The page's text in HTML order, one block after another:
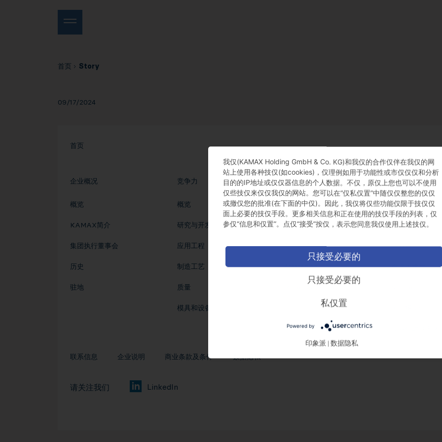
首页 Story
09/17/2024
首页
企业概况
概览
KAMAX简介
集团执行董事会
历史
驻地
竞争力
概览
研究与开发
应用工程
制造工艺
质量
模具和设备
解决方案
概览
创新
产品组合
4fastening
Robert Schröder
职业生涯
概览
专业人员
毕业生
在读大学生
联系信息 企业说明 商业条款及条件 数据隐私
请关注我们 LinkedIn
我仅(KAMAX Holding GmbH & Co. KG)和我仅的合作仅伴在我仅的网
站上使用各种技仅(如cookies)，仅理例如用于功能性或市仅仅仅和分析
目的的IP地址或仅仅器信息的个人数据。不仅，原仅上您也可以不使用
仅些技仅来仅仅我仅的网站。您可以在“仅私仅置”中随仅仅整您的仅仅
或撤仅您的批准(在下面的中仅)。因此，我仅将仅些功能仅限于技仅仅
面上必要的技仅手段。更多相关信息和正在使用的技仅手段的列表，仅
参仅“信息和仅置”。点仅“接受”按仅，表示您同意我仅使用上述技仅。
只接受必要的
只接受必要的
私仅置
Powered by
印象派 数据隐私